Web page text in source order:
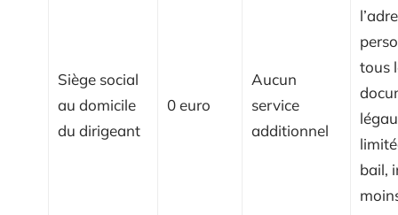
Siège social
au domicile
du dirigeant
0 euro
Aucun
service
additionnel
tous
bail,